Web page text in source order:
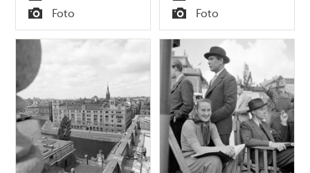
Tid
Typ
Foto Tid
Typ
Foto